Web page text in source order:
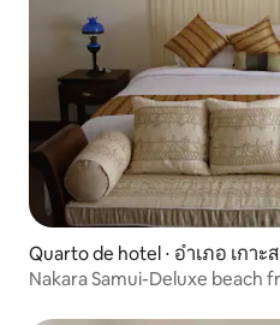
Quarto de hotel ⋅ อำเภอ เกาะ
Nakara Samui-Deluxe beach